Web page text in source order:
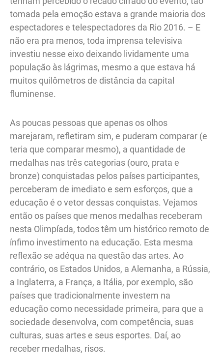
tomada pela emoção estava a grande maioria dos
espectadores e telespectadores da Rio 2016. – E
não era pra menos, toda imprensa televisiva
investiu nesse eixo deixando lividamente uma
população às lágrimas, mesmo a que estava há
muitos quilômetros de distância da capital
fluminense.
As poucas pessoas que apenas os olhos
marejaram, refletiram sim, e puderam comparar (e
teria que comparar mesmo), a quantidade de
medalhas nas três categorias (ouro, prata e
bronze) conquistadas pelos países participantes,
perceberam de imediato e sem esforços, que a
educação é o vetor dessas conquistas. Vejamos
então os países que menos medalhas receberam
nesta Olimpíada, todos têm um histórico remoto de
ínfimo investimento na educação. Esta mesma
reflexão se adéqua na questão das artes. Ao
contrário, os Estados Unidos, a Alemanha, a Rússia,
a Inglaterra, a França, a Itália, por exemplo, são
países que tradicionalmente investem na
educação como necessidade primeira, para que a
sociedade desenvolva, com competência, suas
culturas, suas artes e seus esportes. Daí, ao
receber medalhas, risos.